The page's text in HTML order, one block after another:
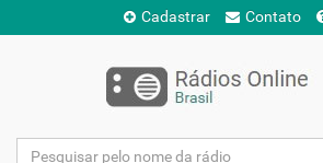
Cadastrar Contato